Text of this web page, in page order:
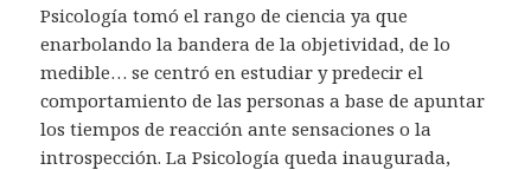
Psicología tomó el rango de ciencia ya que
enarbolando la bandera de la objetividad, de lo
medible… se centró en estudiar y predecir el
comportamiento de las personas a base de apuntar
los tiempos de reacción ante sensaciones o la
introspección. La Psicología queda inaugurada,